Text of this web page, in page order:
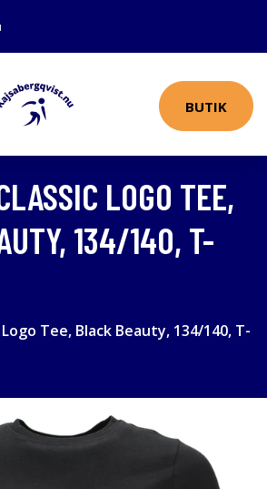
BUTIK
LOGO TEE,
134/140, T-
Tee, Black Beauty, 134/140, T-